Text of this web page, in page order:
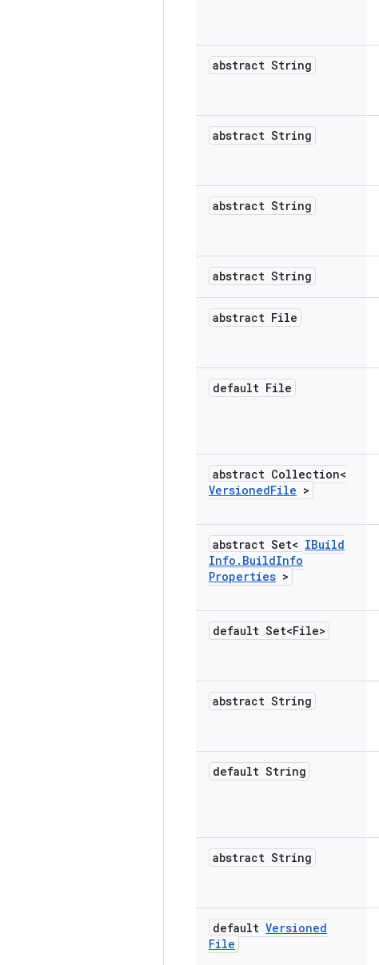
abstract String
abstract String
abstract String
abstract String
abstract File
default File
abstract Collection<
VersionedFile >
abstract Set< IBuild
Info . BuildInfo
Properties >
default Set<File>
abstract String
default String
abstract String
default Versioned
File